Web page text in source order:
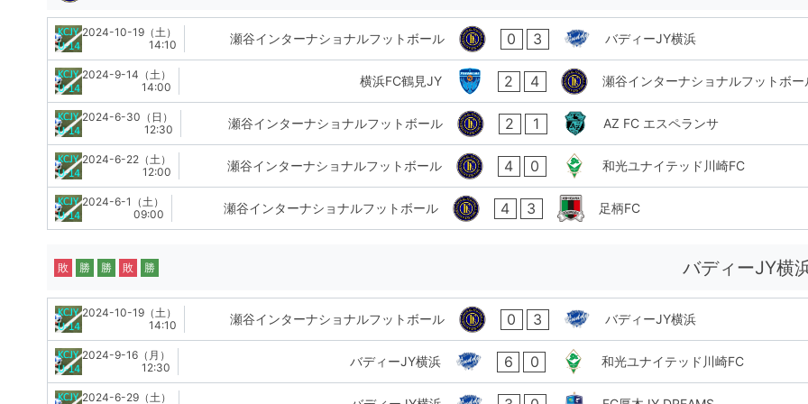
2024-10-19（土）
14:10
瀬谷インターナショナルフットボール 0 3 バディーJY横浜
2024-9-14（土）
14:00
横浜FC鶴見JY 2 4 瀬谷インターナショナルフットボー
2024-6-30（日）
12:30
瀬谷インターナショナルフットボール 2 1 AZ FC エスペランサ
2024-6-22（土）
12:00
瀬谷インターナショナルフットボール 4 0 和光ユナイテッド川崎FC
2024-6-1（土）
09:00
瀬谷インターナショナルフットボール 4 3 足柄FC
バディーJY横
敗 勝 勝 敗 勝
2024-10-19（土）
14:10
瀬谷インターナショナルフットボール 0 3 バディーJY横浜
2024-9-16（月）
12:30
バディーJY横浜 6 0 和光ユナイテッド川崎FC
2024-6-29（土）